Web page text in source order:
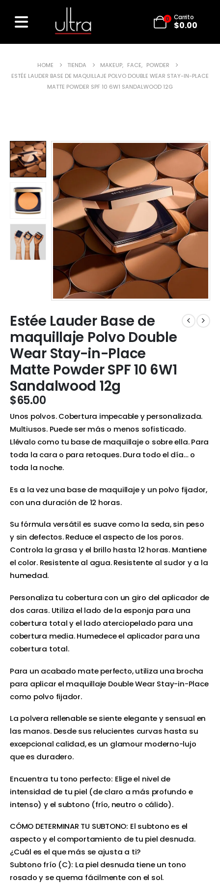
0 Carrito
$0.00
HOME TIENDA MAKEUP, FACE, POWDER
ESTÉE LAUDER BASE DE MAQUILLAJE POLVO DOUBLE WEAR STAY-IN-PLACE
MATTE POWDER SPF 10 6W1 SANDALWOOD 12G
Estée Lauder Base de
maquillaje Polvo Double
Wear Stay-in-Place
Matte Powder SPF 10 6W1
Sandalwood 12g
$65.00
Unos polvos. Cobertura impecable y personalizada.
Multiusos. Puede ser más o menos sofisticado.
Llévalo como tu base de maquillaje o sobre ella. Para
toda la cara o para retoques. Dura todo el día… o
toda la noche.
Es a la vez una base de maquillaje y un polvo fijador,
con una duración de 12 horas.
Su fórmula versátil es suave como la seda, sin peso
y sin defectos. Reduce el aspecto de los poros.
Controla la grasa y el brillo hasta 12 horas. Mantiene
el color. Resistente al agua. Resistente al sudor y a la
humedad.
Personaliza tu cobertura con un giro del aplicador de
dos caras. Utiliza el lado de la esponja para una
cobertura total y el lado aterciopelado para una
cobertura media. Humedece el aplicador para una
cobertura total.
Para un acabado mate perfecto, utiliza una brocha
para aplicar el maquillaje Double Wear Stay-in-Place
como polvo fijador.
La polvera rellenable se siente elegante y sensual en
las manos. Desde sus relucientes curvas hasta su
excepcional calidad, es un glamour moderno-lujo
que es duradero.
Encuentra tu tono perfecto: Elige el nivel de
intensidad de tu piel (de claro a más profundo e
intenso) y el subtono (frío, neutro o cálido).
CÓMO DETERMINAR TU SUBTONO: El subtono es el
aspecto y el comportamiento de tu piel desnuda.
¿Cuál es el que más se ajusta a ti?
Subtono frío (C): La piel desnuda tiene un tono
rosado y se quema fácilmente con el sol.